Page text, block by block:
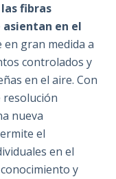
fibras
en el
en gran medida a
controlados y
en el aire. Con
resolución
nueva
el
en el
y